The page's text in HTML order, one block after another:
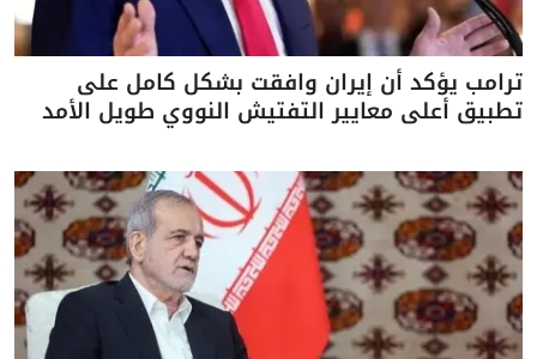
ترامب يؤكد أن إيران وافقت بشكل كامل على
تطبيق أعلى معايير التفتيش النووي طويل الأمد